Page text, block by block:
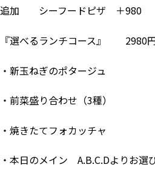
追加 シーフードピザ ＋980
『選べるランチコース』 2980
・新玉ねぎのポタージュ
・前菜盛り合わせ（3種）
・焼きたてフォカッチャ
・本日のメイン A.B.C.Dよりお選